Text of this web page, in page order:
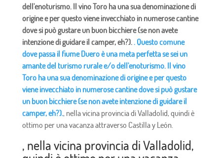
dell'enoturismo. Il vino Toro ha una sua denominazione di
origine e per questo viene invecchiato in numerose cantine
dove si può gustare un buon bicchiere (se non avete
intenzione di guidare il camper, eh?). . Questo comune
dove passa il fiume Duero è una meta perfetta se sei un
amante del turismo rurale e/o dell'enoturismo. Il vino
Toro ha una sua denominazione di origine e per questo
viene invecchiato in numerose cantine dove si può gustare
un buon bicchiere (se non avete intenzione di guidare il
camper, eh?)., nella vicina provincia di Valladolid, quindi è
ottimo per una vacanza attraverso Castilla y León.
, nella vicina provincia di Valladolid,